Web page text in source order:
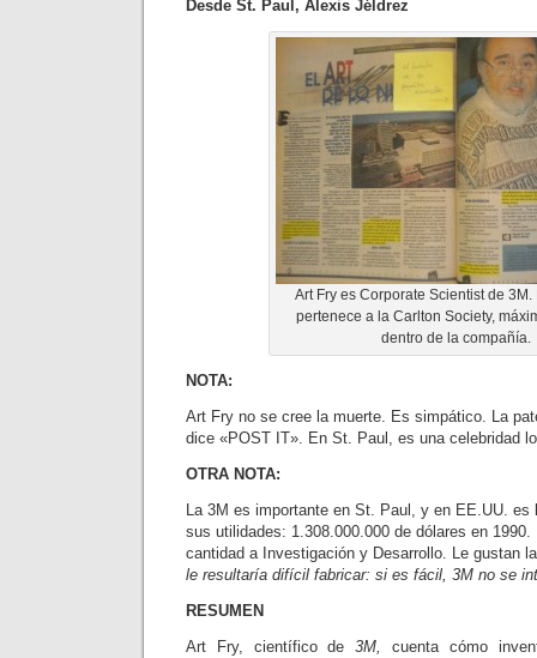
Desde St. Paul, Alexis Jéldrez
Art Fry es Corporate Scientist de
pertenece a la Carlton Society,
dentro de la compañía.
NOTA:
Art Fry no se cree la muerte. Es simpático. La
dice «POST IT». En St. Paul, es una celebridad
OTRA NOTA:
La 3M es importante en St. Paul, y en EE.UU. es
sus utilidades: 1.308.000.000 de dólares en 1990.
cantidad a Investigación y Desarrollo. Le gustan
le resultaría difícil fabricar: si es fácil, 3M no se
RESUMEN
Art Fry, científico de 3M,
cuenta cómo